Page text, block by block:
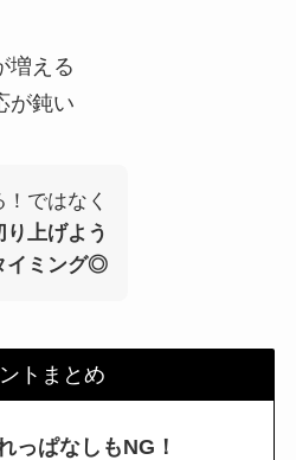
増える
が鈍い
ではなく
り上げよう
イミング◎
トまとめ
っぱなしもNG！